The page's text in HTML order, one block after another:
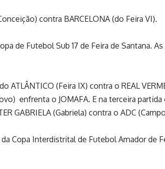
contra BARCELONA (do Feira VI).
de Futebol Sub 17 de Feira de Santana.
(Feira IX) contra o REAL
enfrenta o JOMAFA. E na terceira partida
GABRIELA (Gabriela) contra o ADC
Copa Interdistrital de Futebol Amador de